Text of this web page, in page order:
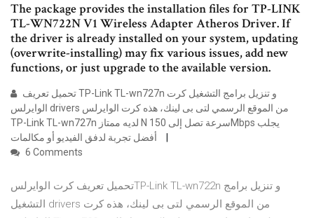
The package provides the installation files for TP-LINK
TL-WN722N V1 Wireless Adapter Atheros Driver. If
the driver is already installed on your system, updating
(overwrite-installing) may fix various issues, add new
functions, or just upgrade to the available version.
الوايرلس drivers من الموقع الرسمي لتى بى لينك، هذه كرت الوايرلس
TP-Link TL-wn727n لديه ممتاز N سرعة تصل إلى 150Mbps يجلب
6 Comments
تحميل تعريف كرت الوايرلسTP-Link TL-wn722n و تنزيل برامج
التشغيل drivers من الموقع الرسمي لتى بى لينك، هذه كرت